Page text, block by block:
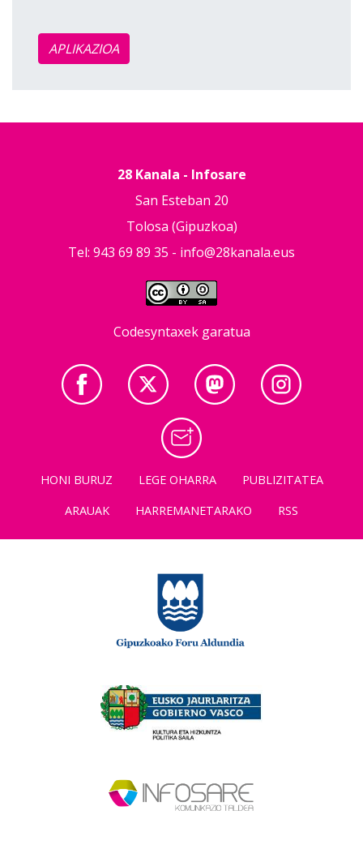
APLIKAZIOA
28 Kanala - Infosare
San Esteban 20
Tolosa (Gipuzkoa)
Tel: 943 69 89 35 - info@28kanala.eus
Codesyntaxek garatua
HONI BURUZ LEGE OHARRA
PUBLIZITATEA
ARAUAK
HARREMANETARAKO RSS